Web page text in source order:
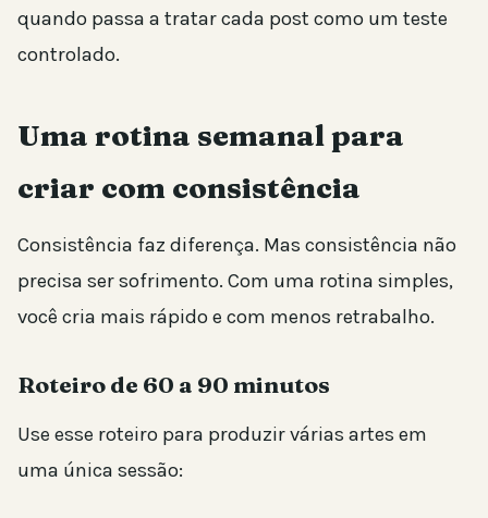
quando passa a tratar cada post como um teste
controlado.
Uma rotina semanal para
criar com consistência
Consistência faz diferença. Mas consistência não
precisa ser sofrimento. Com uma rotina simples,
você cria mais rápido e com menos retrabalho.
Roteiro de 60 a 90 minutos
Use esse roteiro para produzir várias artes em
uma única sessão: